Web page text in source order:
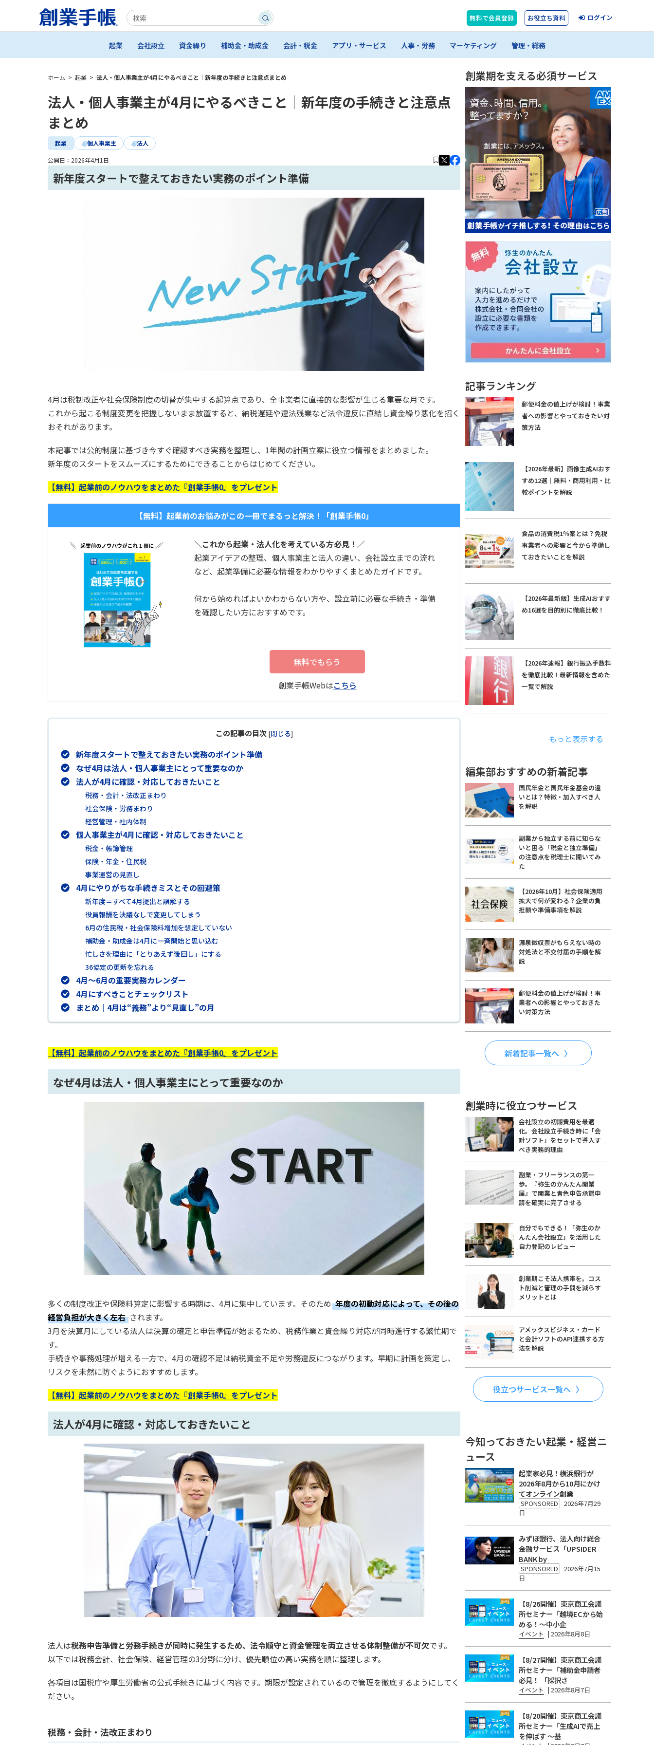
無料で会員登録 お役立ち資料 ログイン
起業 会社設立 資金繰り 補助金・助成金 会計・税金 アプリ・サービス 人事・労務 マーケティング 管理・総務
ホーム > 起業 > 法人・個人事業主が4月にやるべきこと｜新年度の手続きと注意点まとめ
法人・個人事業主が4月にやるべきこと｜新年度の手続きと注意点
まとめ
起業 個人事業主 法人
公開日： 2026年4月1日
新年度スタートで整えておきたい実務のポイント準備
4月は税制改正や社会保険制度の切替が集中する起算点であり、全事業者に直接的な影響が生じる重要な月です。
これから起こる制度変更を把握しないまま放置すると、納税遅延や違法残業など法令違反に直結し資金繰り悪化を招く
おそれがあります。
本記事では公的制度に基づき今すぐ確認すべき実務を整理し、1年間の計画立案に役立つ情報をまとめました。
新年度のスタートをスムーズにするためにできることからはじめてください。
【無料】起業前のノウハウをまとめた『創業手帳0』をプレゼント
【無料】起業前のお悩みがこの一冊でまるっと解決！「創業手帳0」
＼これから起業・法人化を考えている方必見！／
起業アイデアの整理、個人事業主と法人の違い、会社設立までの流れ
など、起業準備に必要な情報をわかりやすくまとめたガイドです。
何から始めればよいかわからない方や、設立前に必要な手続き・準備
を確認したい方におすすめです。
無料でもらう
創業手帳Webはこちら
この記事の目次 [閉じる]
新年度スタートで整えておきたい実務のポイント準備
なぜ4月は法人・個人事業主にとって重要なのか
法人が4月に確認・対応しておきたいこと
税務・会計・法改正まわり
社会保険・労務まわり
経営管理・社内体制
個人事業主が4月に確認・対応しておきたいこと
税金・帳簿管理
保険・年金・住民税
事業運営の見直し
4月にやりがちな手続きミスとその回避策
新年度＝すべて4月提出と誤解する
役員報酬を決議なしで変更してしまう
6月の住民税・社会保険料増加を想定していない
補助金・助成金は4月に一斉開始と思い込む
忙しさを理由に「とりあえず後回し」にする
36協定の更新を忘れる
4月〜6月の重要実務カレンダー
4月にすべきことチェックリスト
まとめ｜4月は“義務”より“見直し”の月
【無料】起業前のノウハウをまとめた『創業手帳0』をプレゼント
なぜ4月は法人・個人事業主にとって重要なのか
多くの制度改正や保険料算定に影響する時期は、4月に集中しています。そのため 年度の初動対応によって、その後の
経営負担が大きく左右 されます。
3月を決算月にしている法人は決算の確定と申告準備が始まるため、税務作業と資金繰り対応が同時進行する繁忙期で
す。
手続きや事務処理が増える一方で、4月の確認不足は納税資金不足や労務違反につながります。早期に計画を策定し、
リスクを未然に防ぐようにおすすめします。
【無料】起業前のノウハウをまとめた『創業手帳0』をプレゼント
法人が4月に確認・対応しておきたいこと
法人は税務申告準備と労務手続きが同時に発生するため、法令順守と資金管理を両立させる体制整備が不可欠です。
以下では税務会計、社会保険、経営管理の3分野に分け、優先順位の高い実務を順に整理します。
各項目は国税庁や厚生労働省の公式手続きに基づく内容です。期限が設定されているので管理を徹底するようにしてく
ださい。
税務・会計・法改正まわり
創業期を支える必須サービス
記事ランキング
郵便料金の値上げが検討！事業
者への影響とやっておきたい対
策方法
【2026年最新】画像生成AIおす
すめ12選｜無料・商用利用・比
較ポイントを解説
食品の消費税1％案とは？免税
事業者への影響と今から準備し
ておきたいことを解説
【2026年最新版】生成AIおすす
め16選を目的別に徹底比較！
【2026年速報】銀行振込手数料
を徹底比較！最新情報を含めた
一覧で解説
もっと表示する
編集部おすすめの新着記事
国民年金と国民年金基金の違
いとは？特徴・加入すべき人
を解説
副業から独立する前に知らな
いと困る「税金と独立準備」
の注意点を税理士に聞いてみ
た
【2026年10月】社会保険適用
拡大で何が変わる？企業の負
担額や準備事項を解説
源泉徴収票がもらえない時の
対処法と不交付届の手順を解
説
郵便料金の値上げが検討！事
業者への影響とやっておきた
い対策方法
新着記事一覧へ
創業時に役立つサービス
会社設立の初期費用を最適
化。会社設立手続き時に「会
計ソフト」をセットで導入す
べき実務的理由
副業・フリーランスの第一
歩。『弥生のかんたん開業
届』で開業と青色申告承認申
請を確実に完了させる
自分でもできる！「弥生のか
んたん会社設立」を活用した
自力登記のレビュー
創業期こそ法人携帯を。コス
ト削減と管理の手間を減らす
メリットとは
アメックスビジネス・カード
と会計ソフトのAPI連携する方
法を解説
役立つサービス一覧へ
今知っておきたい起業・経営ニ
ュース
起業家必見！横浜銀行が
2026年8月から10月にかけ
てオンライン創業
SPONSORED
2026年7月29
日
みずほ銀行、法人向け総合
金融サービス「UPSIDER
BANK by
SPONSORED
2026年7月15
日
【8/26開催】東京商工会議
所セミナー「越境ECから始
める！〜中小企
イベント | 2026年8月8日
【8/27開催】東京商工会議
所セミナー「補助金申請者
必見！ 「採択さ
イベント | 2026年8月7日
【8/20開催】東京商工会議
所セミナー「生成AIで売上
を伸ばす 〜基